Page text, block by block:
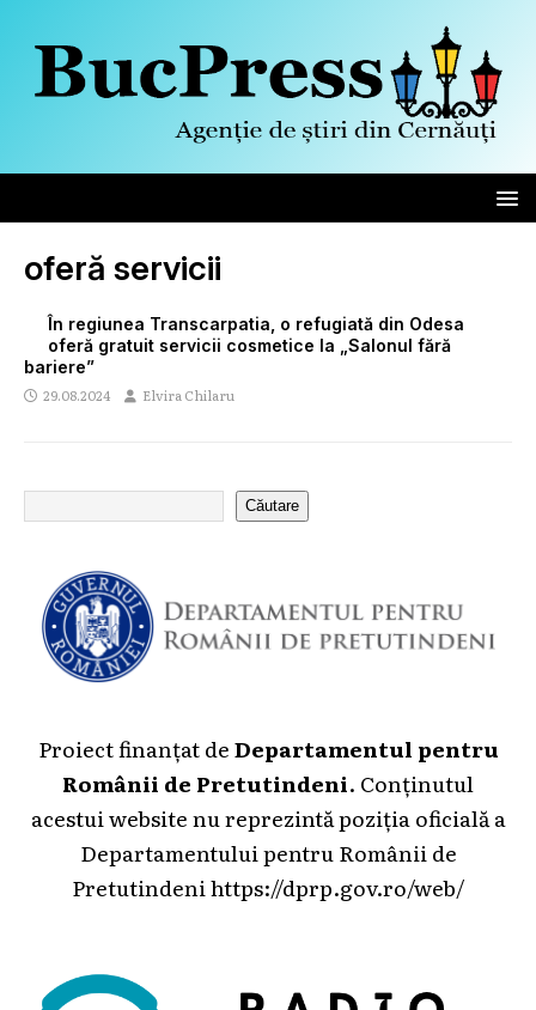
oferă servicii
În regiunea Transcarpatia, o refugiată din Odesa
oferă gratuit servicii cosmetice la „Salonul fără
bariere”
29.08.2024 Elvira Chilaru
Căutare
Proiect finanțat deDepartamentul pentru
Românii de Pretutindeni. Conținutul
acestui website nu reprezintă poziția oficială a
Departamentului pentru Românii de
Pretutindeni https://dprp.gov.ro/web/